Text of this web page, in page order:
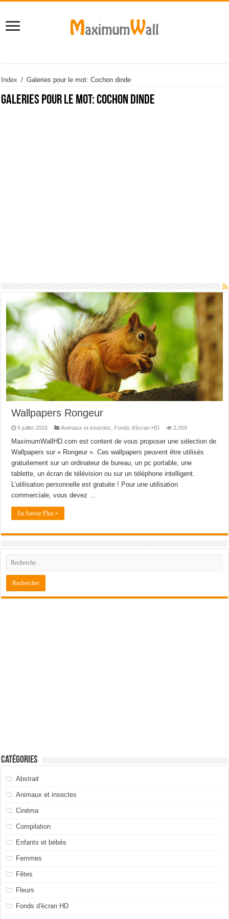
Index / Galeries pour le mot: Cochon dinde
Galeries pour le mot:Cochon dinde
Wallpapers Rongeur
5 juillet 2015 Animaux et insectes Fonds d'écran HD 2,059
MaximumWallHD.com est content de vous proposer une sélection de
Wallpapers sur « Rongeur ». Ces wallpapers peuvent être utilisés
gratuitement sur un ordinateur de bureau, un pc portable, une
tablette, un écran de télévision ou sur un téléphone intelligent.
L’utilisation personnelle est gratuite ! Pour une utilisation
commerciale, vous devez …
En Savoir Plus »
Catégories
Abstrait
Animaux et insectes
Cinéma
Compilation
Enfants et bébés
Femmes
Fêtes
Fleurs
Fonds d'écran HD